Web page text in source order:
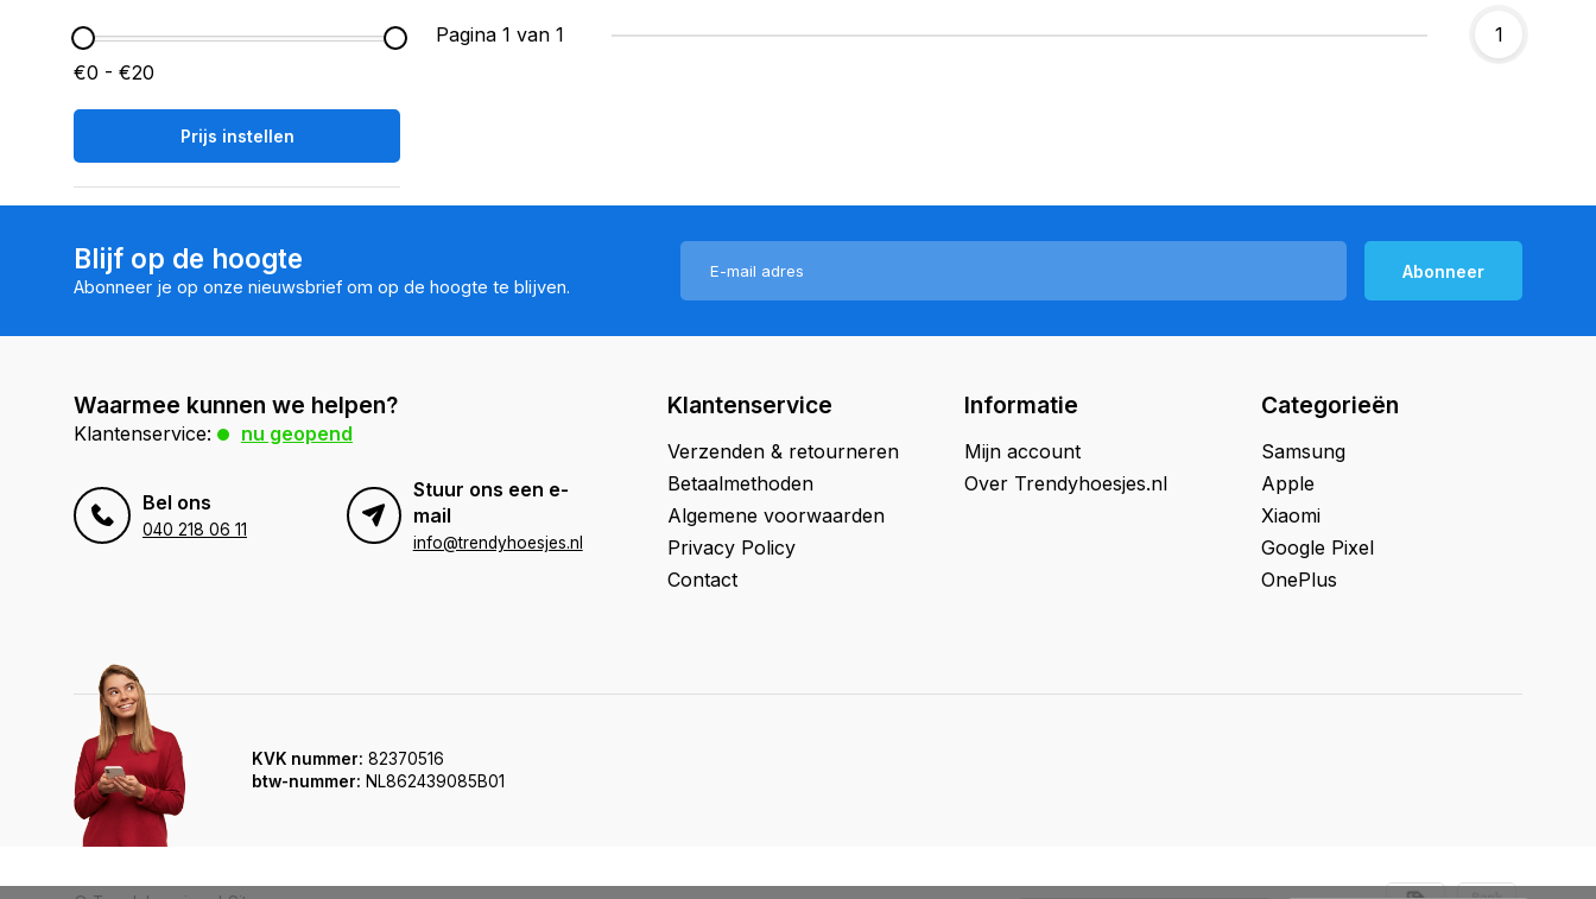
€0 - €20
Prijs instellen
Pagina 1 van 1 1
Blijf op de hoogte
Abonneer je op onze nieuwsbrief om op de hoogte te blijven.
Abonneer
Waarmee kunnen we helpen?
Klantenservice: nu geopend
Bel ons
040 218 06 11
Stuur ons een e-
mail
info@trendyhoesjes.nl
Klantenservice
Verzenden & retourneren
Betaalmethoden
Algemene voorwaarden
Privacy Policy
Contact
Informatie
Mijn account
Over Trendyhoesjes.nl
Categorieën
Samsung
Apple
Xiaomi
Google Pixel
OnePlus
KVK nummer: 82370516
btw-nummer: NL862439085B01